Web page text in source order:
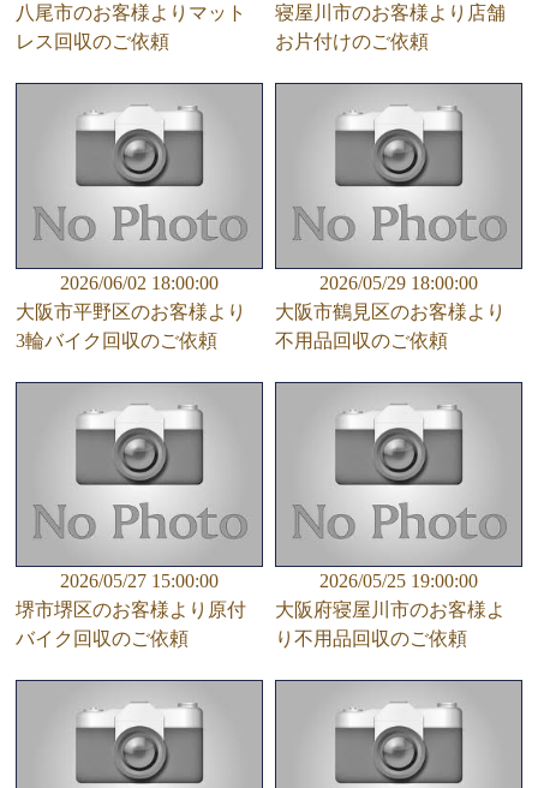
八尾市のお客様よりマット
レス回収のご依頼
寝屋川市のお客様より店舗
お片付けのご依頼
2026/06/02 18:00:00
大阪市平野区のお客様より
3輪バイク回収のご依頼
2026/05/29 18:00:00
大阪市鶴見区のお客様より
不用品回収のご依頼
2026/05/27 15:00:00
堺市堺区のお客様より原付
バイク回収のご依頼
2026/05/25 19:00:00
大阪府寝屋川市のお客様よ
り不用品回収のご依頼